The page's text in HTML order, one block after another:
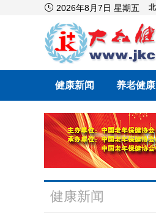
 2026年8月7日 星期五
健康新闻 养老健康
健康新闻